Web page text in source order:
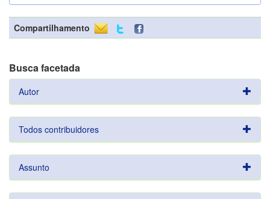
Compartilhamento
Busca facetada
Autor
Todos contribuidores
Assunto